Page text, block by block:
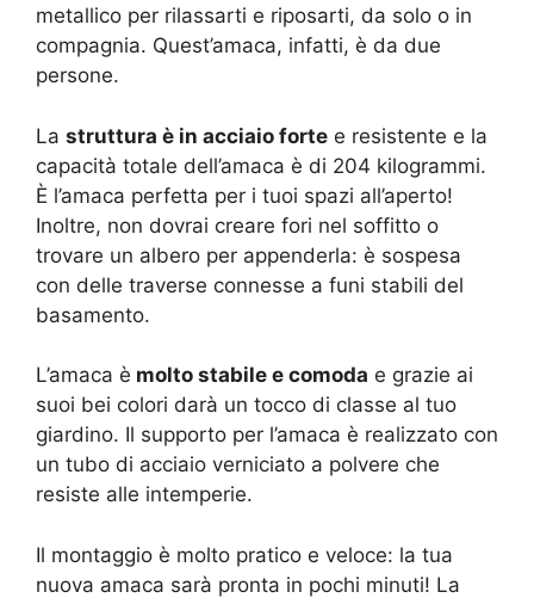
metallico per rilassarti e riposarti, da solo o in
compagnia. Quest’amaca, infatti, è da due
persone.
La struttura è in acciaio forte e resistente e la
capacità totale dell’amaca è di 204 kilogrammi.
È l’amaca perfetta per i tuoi spazi all’aperto!
Inoltre, non dovrai creare fori nel soffitto o
trovare un albero per appenderla: è sospesa
con delle traverse connesse a funi stabili del
basamento.
L’amaca è molto stabile e comoda e grazie ai
suoi bei colori darà un tocco di classe al tuo
giardino. Il supporto per l’amaca è realizzato con
un tubo di acciaio verniciato a polvere che
resiste alle intemperie.
Il montaggio è molto pratico e veloce: la tua
nuova amaca sarà pronta in pochi minuti! La